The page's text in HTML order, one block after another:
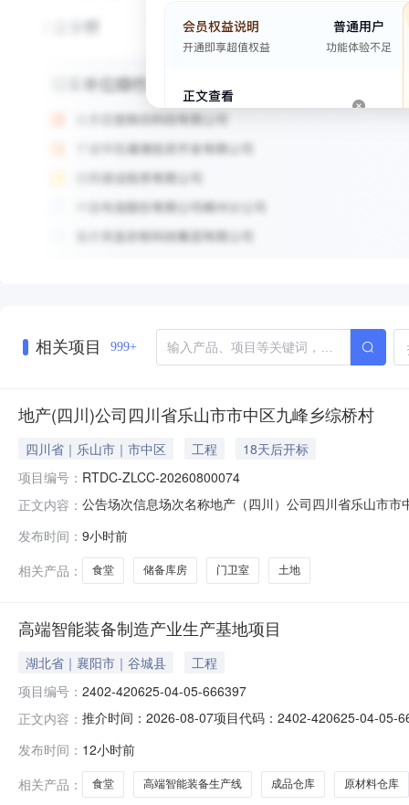
相关项目 999+
地产(四川)公司四川省乐山市市中区九峰乡综桥村
四川省｜乐山市｜市中区 工程
18天后开标
项目编号： RTDC-ZLCC-20260800074
正文内容： 公告场次信息场次名称地产（四川）公司四川省乐山市
20260800094资产包名称地产（四川）公司四川省乐山
发布时间： 9小时前
相关产品：
食堂 储备库房 门卫室 土地
高端智能装备制造产业生产基地项目
湖北省｜襄阳市｜谷城县
工程
项目编号： 2402-420625-04-05-666397
正文内容： 推介时间：2026-08-07项目代码：2402-420625-04-05-
库、综合楼、技术研发楼、食堂等公辅设施。总投资（
发布时间： 12小时前
相关产品：
食堂 高端智能装备生产线 成品仓库 原材料仓库